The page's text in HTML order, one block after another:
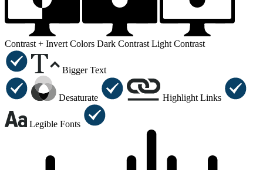
Contrast + Invert Colors Dark Contrast Light Contrast
Bigger Text
Desaturate Highlight Links
Legible Fonts